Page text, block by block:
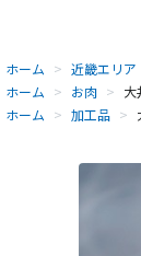
ホーム > 近畿エリア
ホーム > お肉 > 大
ホーム > 加工品 >